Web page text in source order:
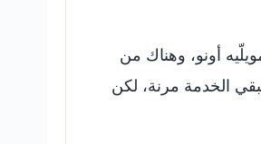
أونو، وهناك من
الخدمة مرنة، لكن